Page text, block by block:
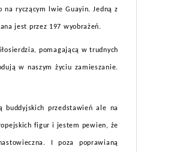
na ryczącym lwie Guayin. Jedną z
jest przez 197 wyobrażeń.
pomagającą w trudnych
w naszym życiu zamieszanie.
buddyjskich przedstawień ale na
figur i jestem pewien, że
I poza poprawianą